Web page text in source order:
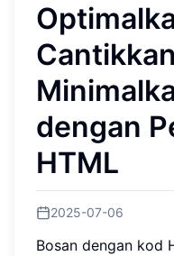
dengan
HTML
2025-07-06
Bosan dengan kod